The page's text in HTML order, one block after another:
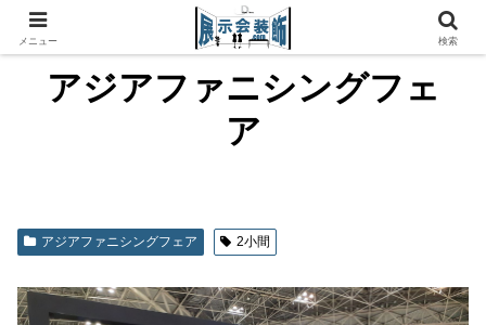
アジアファニシングフェ
ア
アジアファニシングフェア 2小間
メニュー 検索